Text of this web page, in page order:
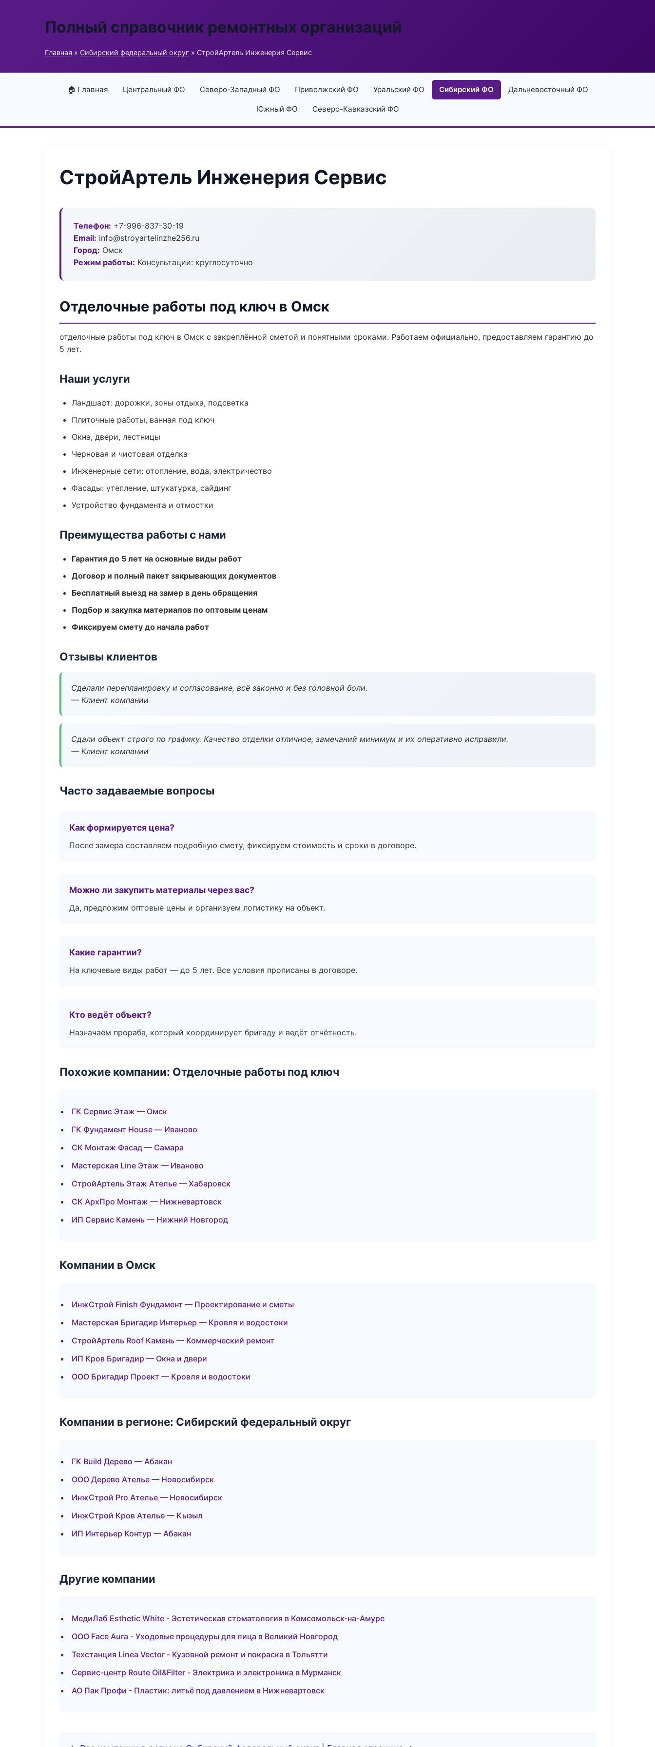
Полный справочник ремонтных организаций
Главная » Сибирский федеральный округ » СтройАртель Инженерия Сервис
🏠 Главная Центральный ФО Северо-Западный ФО Приволжский ФО Уральский ФО Сибирский ФО Дальневосточный ФО
Южный ФО Северо-Кавказский ФО
СтройАртель Инженерия Сервис
Телефон: +7-996-837-30-19
Email: info@stroyartelinzhe256.ru
Город: Омск
Режим работы: Консультации: круглосуточно
Отделочные работы под ключ в Омск
отделочные работы под ключ в Омск с закреплённой сметой и понятными сроками. Работаем официально, предоставляем гарантию до
5 лет.
Наши услуги
Ландшафт: дорожки, зоны отдыха, подсветка
Плиточные работы, ванная под ключ
Окна, двери, лестницы
Черновая и чистовая отделка
Инженерные сети: отопление, вода, электричество
Фасады: утепление, штукатурка, сайдинг
Устройство фундамента и отмостки
Преимущества работы с нами
Гарантия до 5 лет на основные виды работ
Договор и полный пакет закрывающих документов
Бесплатный выезд на замер в день обращения
Подбор и закупка материалов по оптовым ценам
Фиксируем смету до начала работ
Отзывы клиентов
Сделали перепланировку и согласование, всё законно и без головной боли.
— Клиент компании
Сдали объект строго по графику. Качество отделки отличное, замечаний минимум и их оперативно исправили.
— Клиент компании
Часто задаваемые вопросы
Как формируется цена?
После замера составляем подробную смету, фиксируем стоимость и сроки в договоре.
Можно ли закупить материалы через вас?
Да, предложим оптовые цены и организуем логистику на объект.
Какие гарантии?
На ключевые виды работ — до 5 лет. Все условия прописаны в договоре.
Кто ведёт объект?
Назначаем прораба, который координирует бригаду и ведёт отчётность.
Похожие компании: Отделочные работы под ключ
ГК Сервис Этаж — Омск
ГК Фундамент House — Иваново
СК Монтаж Фасад — Самара
Мастерская Line Этаж — Иваново
СтройАртель Этаж Ателье — Хабаровск
СК АрхПро Монтаж — Нижневартовск
ИП Сервис Камень — Нижний Новгород
Компании в Омск
ИнжСтрой Finish Фундамент — Проектирование и сметы
Мастерская Бригадир Интерьер — Кровля и водостоки
СтройАртель Roof Камень — Коммерческий ремонт
ИП Кров Бригадир — Окна и двери
ООО Бригадир Проект — Кровля и водостоки
Компании в регионе: Сибирский федеральный округ
ГК Build Дерево — Абакан
ООО Дерево Ателье — Новосибирск
ИнжСтрой Pro Ателье — Новосибирск
ИнжСтрой Кров Ателье — Кызыл
ИП Интерьер Контур — Абакан
Другие компании
МедиЛаб Esthetic White - Эстетическая стоматология в Комсомольск-на-Амуре
ООО Face Aura - Уходовые процедуры для лица в Великий Новгород
Техстанция Linea Vector - Кузовной ремонт и покраска в Тольятти
Сервис-центр Route Oil&Filter - Электрика и электроника в Мурманск
АО Пак Профи - Пластик: литьё под давлением в Нижневартовск